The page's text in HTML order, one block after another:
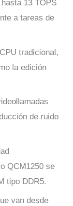
13 TOPS
a tareas de
tradicional,
la edición
de ruido
QCM1250 se
tipo DDR5.
van desde